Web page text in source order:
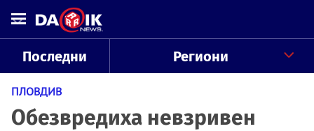
Последни Региони
ПЛОВДИВ
Обезвредиха невзривен